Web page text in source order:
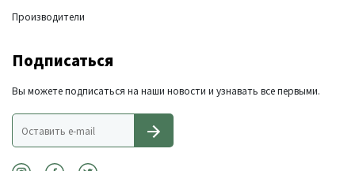
Производители
Подписаться
Вы можете подписаться на наши новости и узнавать все первыми.